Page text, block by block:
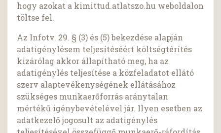
hogy azokat a kimittud.atlatszo.hu weboldalon
töltse fel.
Az Infotv. 29. § (3) és (5) bekezdése alapján
adatigénylésem teljesítéséért költségtérítés
kizárólag akkor állapítható meg, ha az
adatigénylés teljesítése a közfeladatot ellátó
szerv alaptevékenységének ellátásához
szükséges munkaerőforrás aránytalan
mértékű igénybevételével jár. Ilyen esetben az
adatkezelő jogosult az adatigénylés